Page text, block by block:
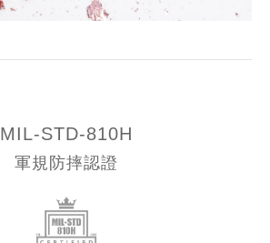
MIL-STD-810H
軍規防摔認證